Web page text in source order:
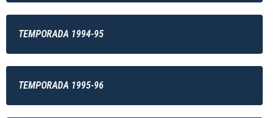
TEMPORADA 1994-95
TEMPORADA 1995-96